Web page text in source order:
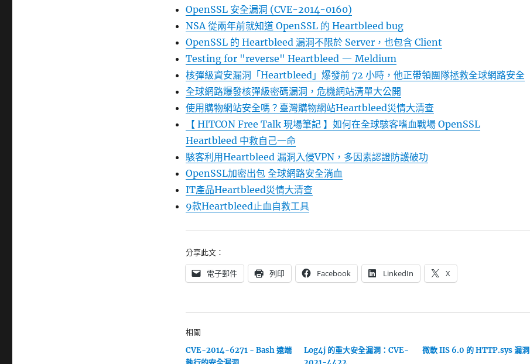
OpenSSL 安全漏洞 (CVE-2014-0160)
NSA 從兩年前就知道 OpenSSL 的 Heartbleed bug
OpenSSL 的 Heartbleed 漏洞不限於 Server，也包含 Client
Testing for "reverse" Heartbleed — Meldium
核彈級資安漏洞「Heartbleed」爆發前 72 小時，他正帶領團隊拯救全球網路安全
全球網路爆發核彈級密碼漏洞，危機網站清單大公開
使用購物網站安全嗎？臺灣購物網站Heartbleed災情大清查
【 HITCON Free Talk 現場筆記 】如何在全球駭客嗜血戰場 OpenSSL
Heartbleed 中救自己一命
駭客利用Heartbleed 漏洞入侵VPN，多因素認證防護破功
OpenSSL加密出包 全球網路安全淌血
IT產品Heartbleed災情大清查
9款Heartbleed止血自救工具
分享此文：
電子郵件 列印 Facebook LinkedIn X
相關
CVE-2014-6271 - Bash 遠端
Log4j 的重大安全漏洞：CVE-
微軟 IIS 6.0 的 HTTP.sys 漏洞